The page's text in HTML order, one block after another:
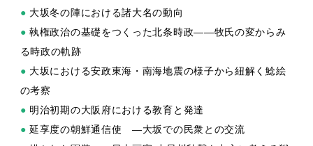
● 大坂冬の陣における諸大名の動向
● 執権政治の基礎をつくった北条時政——牧氏の変からみ
る時政の軌跡
● 大坂における安政東海・南海地震の様子から紐解く鯰絵
の考察
● 明治初期の大阪府における教育と発達
● 延享度の朝鮮通信使 —大坂での民衆との交流